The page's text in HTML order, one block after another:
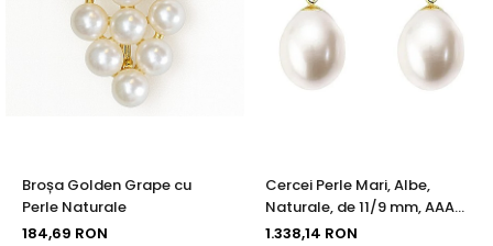
Broșa Golden Grape cu
Perle Naturale
184,69 RON
Cercei Perle Mari, Albe,
Naturale, de 11/9 mm, AAA+,
Aur 14K (aur 585), Forma
1.338,14 RON